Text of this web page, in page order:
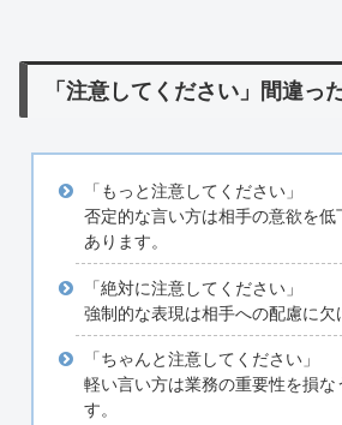
「注意してください」間違っ
「もっと注意してください」
否定的な言い方は相手の意欲を低
あります。
「絶対に注意してください」
強制的な表現は相手への配慮に欠
「ちゃんと注意してください」
軽い言い方は業務の重要性を損な
す。